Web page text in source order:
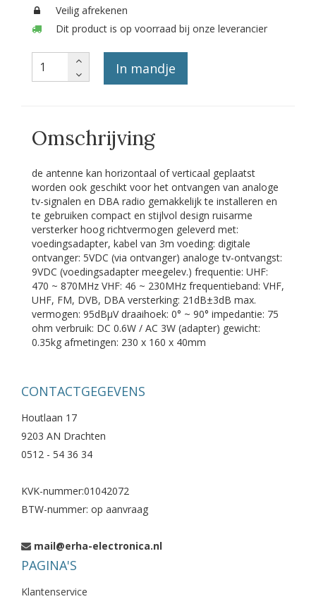
Veilig afrekenen
Dit product is op voorraad bij onze leverancier
In mandje
Omschrijving
de antenne kan horizontaal of verticaal geplaatst
worden ook geschikt voor het ontvangen van analoge
tv-signalen en DBA radio gemakkelijk te installeren en
te gebruiken compact en stijlvol design ruisarme
versterker hoog richtvermogen geleverd met:
voedingsadapter, kabel van 3m voeding: digitale
ontvanger: 5VDC (via ontvanger) analoge tv-ontvangst:
9VDC (voedingsadapter meegelev.) frequentie: UHF:
470 ~ 870MHz VHF: 46 ~ 230MHz frequentieband: VHF,
UHF, FM, DVB, DBA versterking: 21dB±3dB max.
vermogen: 95dBµV draaihoek: 0° ~ 90° impedantie: 75
ohm verbruik: DC 0.6W / AC 3W (adapter) gewicht:
0.35kg afmetingen: 230 x 160 x 40mm
CONTACTGEGEVENS
Houtlaan 17
9203 AN Drachten
0512 - 54 36 34
KVK-nummer:01042072
BTW-nummer: op aanvraag
mail@erha-electronica.nl
PAGINA'S
Klantenservice